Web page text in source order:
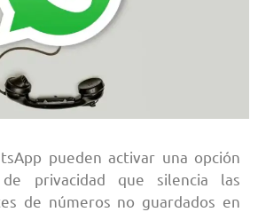
pueden activar una opción
privacidad que silencia las
de números no guardados en